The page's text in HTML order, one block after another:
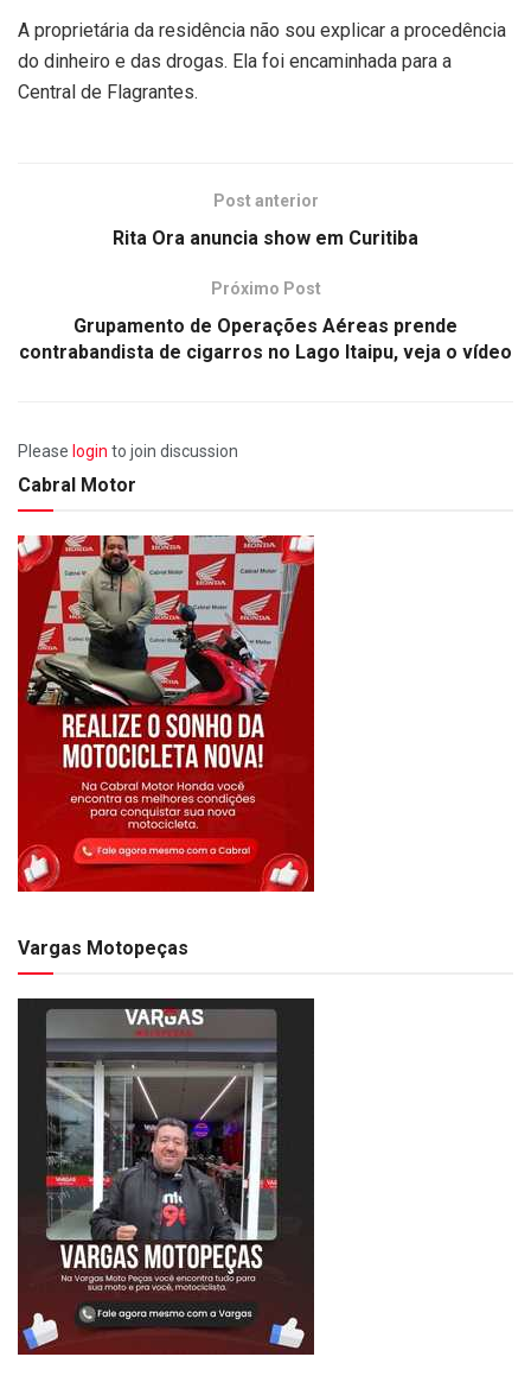
A proprietária da residência não sou explicar a procedência
do dinheiro e das drogas. Ela foi encaminhada para a
Central de Flagrantes.
Post anterior
Rita Ora anuncia show em Curitiba
Próximo Post
Grupamento de Operações Aéreas prende
contrabandista de cigarros no Lago Itaipu, veja o vídeo
Please login to join discussion
Cabral Motor
Vargas Motopeças